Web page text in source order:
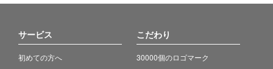
サービス
初めての方へ
こだわり
30000個のロゴマーク